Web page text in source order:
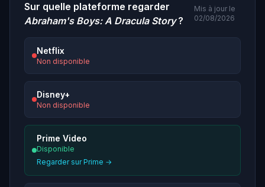
Sur quelle plateforme regarder
Abraham's Boys: A Dracula Story?
Mis à jour le
02/08/2026
Netflix
Non disponible
Disney+
Non disponible
Prime Video
Disponible
Regarder sur Prime →